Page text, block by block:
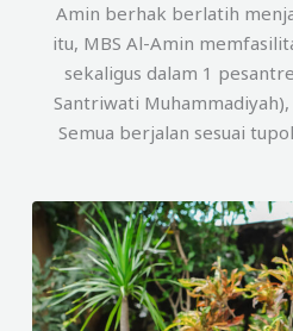
Amin berhak berlatih
itu, MBS Al-Amin
sekaligus dalam 1
Santriwati Muhammadiyah),
Semua berjalan sesuai